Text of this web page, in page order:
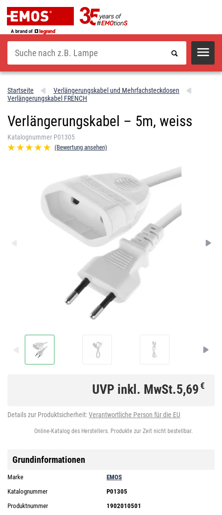
Suche
Startseite
Verlängerungskabel und Mehrfachsteckdosen
Verlängerungskabel FRENCH
Verlängerungskabel – 5m, weiss
Katalognummer P01305
(Bewertung ansehen)
UVP inkl. MwSt.5,69€
Details zur Produktsicherheit:Verantwortliche Person für die EU
Online-Katalog des Herstellers. Produkte zur Zeit nicht bestellbar.
Grundinformationen
Marke
EMOS
Katalognummer
P01305
Produktnummer
1902010501